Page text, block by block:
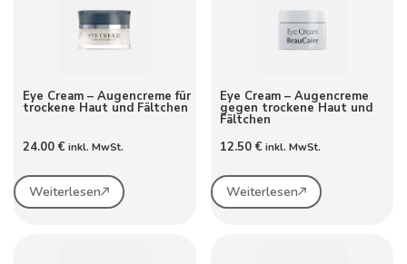
Eye Cream – Augencreme für
trockene Haut und Fältchen
24.00 € inkl. MwSt.
Weiterlesen
Eye Cream – Augencreme
gegen trockene Haut und
Fältchen
12.50€ inkl. MwSt.
Weiterlesen